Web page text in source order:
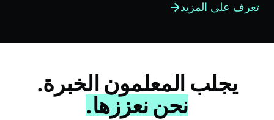
تعرف على المزيد
يجلب المعلمون الخبرة.
نحن نعززها.